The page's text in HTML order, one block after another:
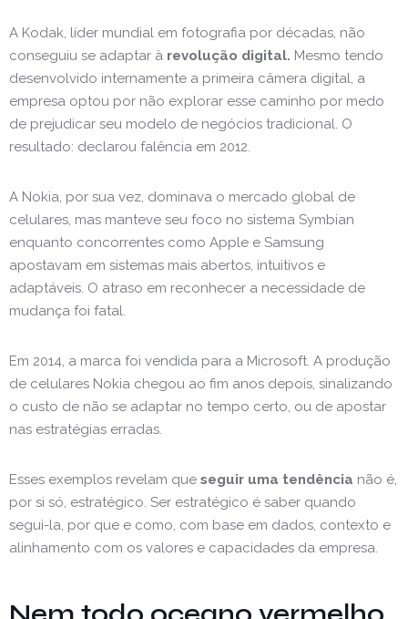
A Kodak, líder mundial em fotografia por décadas, não
conseguiu se adaptar à revolução digital. Mesmo tendo
desenvolvido internamente a primeira câmera digital, a
empresa optou por não explorar esse caminho por medo
de prejudicar seu modelo de negócios tradicional. O
resultado: declarou falência em 2012.
A Nokia, por sua vez, dominava o mercado global de
celulares, mas manteve seu foco no sistema Symbian
enquanto concorrentes como Apple e Samsung
apostavam em sistemas mais abertos, intuitivos e
adaptáveis. O atraso em reconhecer a necessidade de
mudança foi fatal.
Em 2014, a marca foi vendida para a Microsoft. A produção
de celulares Nokia chegou ao fim anos depois, sinalizando
o custo de não se adaptar no tempo certo, ou de apostar
nas estratégias erradas.
Esses exemplos revelam que seguir uma tendência não é,
por si só, estratégico. Ser estratégico é saber quando
segui-la, por que e como, com base em dados, contexto e
alinhamento com os valores e capacidades da empresa.